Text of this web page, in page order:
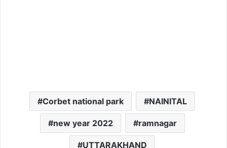
Corbet national park NAINITAL
new year 2022 ramnagar
UTTARAKHAND